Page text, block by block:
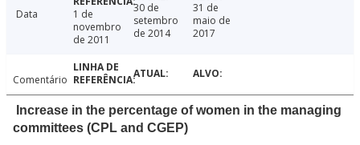
Data
1 de
novembro
de 2011
30 de
setembro
de 2014
31 de
maio de
2017
Comentário
Increase in the percentage of women in the managing
committees (CPL and CGEP)